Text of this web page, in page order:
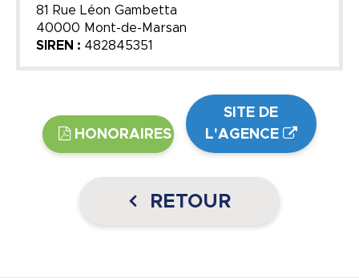
81 Rue Léon Gambetta
40000 Mont-de-Marsan
SIREN : 482845351
HONORAIRES
SITE DE
L'AGENCE
RETOUR